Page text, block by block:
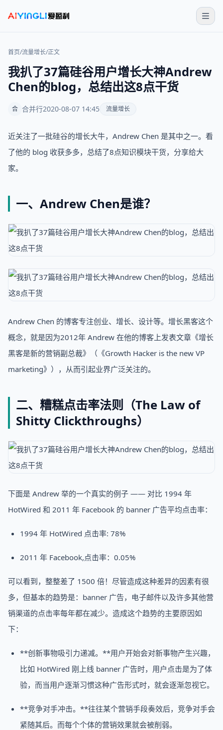
首页/流量增长/正文
我扒了37篇硅谷用户增长大神Andrew
Chen的blog，总结出这8点干货
合 合并行2020-08-07 14:45 流量增长
近关注了一批硅谷的增长大牛，Andrew Chen 是其中之一。看
了他的 blog 收获多多，总结了8点知识模块干货，分享给大
家。
一、Andrew Chen是谁？
Andrew Chen 的博客专注创业、增长、设计等。增长黑客这个
概念，就是因为2012年 Andrew 在他的博客上发表文章《增长
黑客是新的营销副总裁》（《Growth Hacker is the new VP
marketing》），从而引起业界广泛关注的。
二、糟糕点击率法则（The Law of
Shitty Clickthroughs）
下面是 Andrew 举的一个真实的例子 —— 对比 1994 年
HotWired 和 2011 年 Facebook 的 banner 广告平均点击率：
1994 年 HotWired 点击率: 78%
2011 年 Facebook,点击率：0.05%
可以看到，整整差了 1500 倍！尽管造成这种差异的因素有很
多，但基本的趋势是：banner 广告，电子邮件以及许多其他营
销渠道的点击率每年都在减少。造成这个趋势的主要原因如
下：
**创新事物吸引力递减。**用户开始会对新事物产生兴趣，
比如 HotWired 刚上线 banner 广告时，用户点击是为了体
验，而当用户逐渐习惯这种广告形式时，就会逐渐忽视它。
**竞争对手冲击。**往往某个营销手段奏效后，竞争对手会
紧随其后。而每个个体的营销效果就会被削弱。